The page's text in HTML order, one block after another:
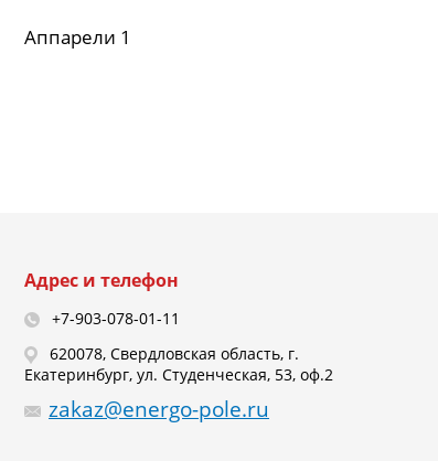
Аппарели 1
Адрес и телефон
+7-903-078-01-11
620078, Свердловская область, г.
Екатеринбург, ул. Студенческая, 53, оф.2
zakaz@energo-pole.ru